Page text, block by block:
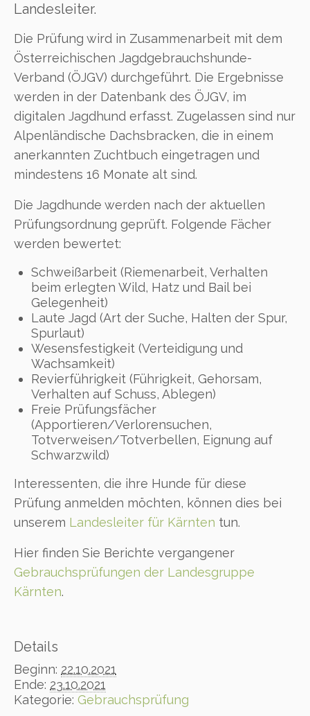
Landesleiter.
Die Prüfung wird in Zusammenarbeit mit dem
Österreichischen Jagdgebrauchshunde-
Verband (ÖJGV) durchgeführt. Die Ergebnisse
werden in der Datenbank des ÖJGV, im
digitalen Jagdhund erfasst. Zugelassen sind nur
Alpenländische Dachsbracken, die in einem
anerkannten Zuchtbuch eingetragen und
mindestens 16 Monate alt sind.
Die Jagdhunde werden nach der aktuellen
Prüfungsordnung geprüft. Folgende Fächer
werden bewertet:
Schweißarbeit (Riemenarbeit, Verhalten
beim erlegten Wild, Hatz und Bail bei
Gelegenheit)
Laute Jagd (Art der Suche, Halten der Spur,
Spurlaut)
Wesensfestigkeit (Verteidigung und
Wachsamkeit)
Revierführigkeit (Führigkeit, Gehorsam,
Verhalten auf Schuss, Ablegen)
Freie Prüfungsfächer
(Apportieren/Verlorensuchen,
Totverweisen/Totverbellen, Eignung auf
Schwarzwild)
Interessenten, die ihre Hunde für diese
Prüfung anmelden möchten, können dies bei
unserem Landesleiter für Kärnten tun.
Hier finden Sie Berichte vergangener
Gebrauchsprüfungen der Landesgruppe
Kärnten.
Details
Beginn: 22.10.2021
Ende: 23.10.2021
Kategorie: Gebrauchsprüfung